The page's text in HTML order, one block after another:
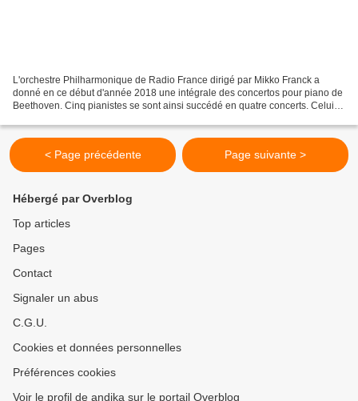
L'orchestre Philharmonique de Radio France dirigé par Mikko Franck a
donné en ce début d'année 2018 une intégrale des concertos pour piano de
Beethoven. Cinq pianistes se sont ainsi succédé en quatre concerts. Celui
< Page précédente Page suivante >
Hébergé par Overblog
Top articles
Pages
Contact
Signaler un abus
C.G.U.
Cookies et données personnelles
Préférences cookies
Voir le profil de andika sur le portail Overblog